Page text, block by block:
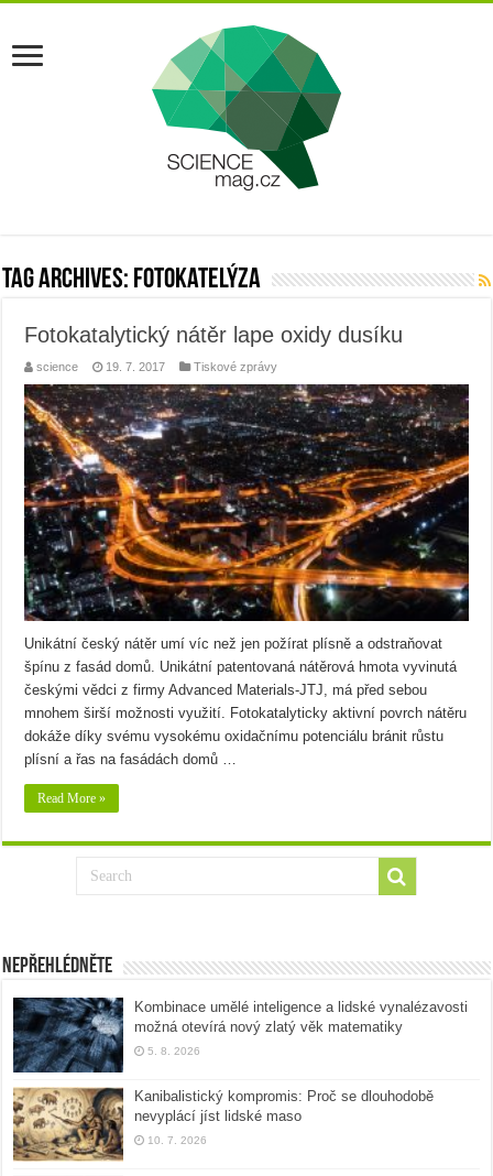
Tag Archives: fotokatelýza
Fotokatalytický nátěr lape oxidy dusíku
science 19. 7. 2017 Tiskové zprávy
Unikátní český nátěr umí víc než jen požírat plísně a odstraňovat
špínu z fasád domů. Unikátní patentovaná nátěrová hmota vyvinutá
českými vědci z firmy Advanced Materials-JTJ, má před sebou
mnohem širší možnosti využití. Fotokatalyticky aktivní povrch nátěru
dokáže díky svému vysokému oxidačnímu potenciálu bránit růstu
plísní a řas na fasádách domů …
Read More »
Nepřehlédněte
Kombinace umělé inteligence a lidské vynalézavosti
možná otevírá nový zlatý věk matematiky
5. 8. 2026
Kanibalistický kompromis: Proč se dlouhodobě
nevyplácí jíst lidské maso
10. 7. 2026